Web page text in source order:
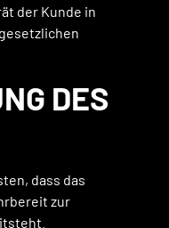
der Kunde in
DES
dass das
zur